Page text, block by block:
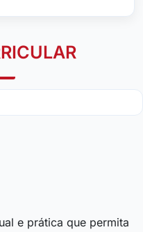
e prática que permita